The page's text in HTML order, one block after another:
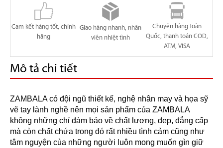
Cam kết hàng tốt, chính
hãng
Giao hàng nhanh, nhân
viên nhiệt tình
Chuyển hàng Toàn
Quốc, thanh toán COD,
ATM, VISA
Mô tả chi tiết
ZAMBALA có đội ngũ thiết kế, nghệ nhân may và họa sỹ
vẽ tay lành nghề nên mọi sản phẩm của ZAMBALA
không những chỉ đảm bảo về chất lượng, đẹp, đẳng cấp
mà còn chất chứa trong đó rất nhiều tình cảm cũng như
tâm nguyện của những người luôn mong muốn gìn giữ